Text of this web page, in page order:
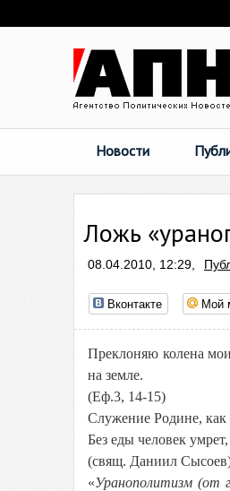
Новости
Ложь
08.04.2010, 12:29,
Вконтакте Мой
Преклоняю колена
на земле.
(Еф.3, 14-15)
Служение Родине, как
Без еды человек
(свящ. Даниил
«Уранополитизм (от